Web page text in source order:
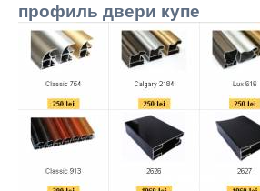
профиль двери купе